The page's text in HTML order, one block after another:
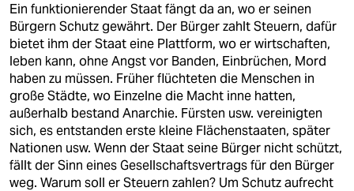
Ein funktionierender Staat fängt da an, wo er seinen
Bürgern Schutz gewährt. Der Bürger zahlt Steuern, dafür
bietet ihm der Staat eine Plattform, wo er wirtschaften,
leben kann, ohne Angst vor Banden, Einbrüchen, Mord
haben zu müssen. Früher flüchteten die Menschen in
große Städte, wo Einzelne die Macht inne hatten,
außerhalb bestand Anarchie. Fürsten usw. vereinigten
sich, es entstanden erste kleine Flächenstaaten, später
Nationen usw. Wenn der Staat seine Bürger nicht schützt,
fällt der Sinn eines Gesellschaftsvertrags für den Bürger
weg. Warum soll er Steuern zahlen? Um Schutz aufrecht